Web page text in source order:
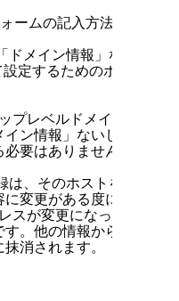
ームの記入方法
メイン情報」ないしは
定するためのホストに関
プレベルドメイン名
ン情報」ないしは「ネ
要はありません。
、そのホストを最初に
変更がある度に変更申
が変更になった時、技
。他の情報から参照さ
消されます。